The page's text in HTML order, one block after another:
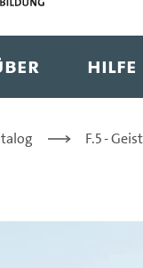
Hilfe
F.5 -